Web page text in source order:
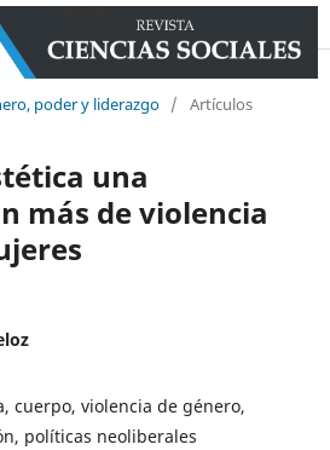
poder y liderazgo / Artículos
una
más de violencia
cuerpo, violencia de género,
políticas neoliberales